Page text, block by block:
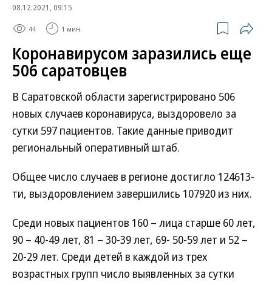
08.12.2021, 09:15
44 1 мин.
Коронавирусом заразились еще
506 саратовцев
В Саратовской области зарегистрировано 506
новых случаев коронавируса, выздоровело за
сутки 597 пациентов. Такие данные приводит
региональный оперативный штаб.
Общее число случаев в регионе достигло 124613-
ти, выздоровлением завершились 107920 из них.
Среди новых пациентов 160 – лица старше 60 лет,
90 – 40-49 лет, 81 – 30-39 лет, 69- 50-59 лет и 52 –
20-29 лет. Среди детей в каждой из трех
возрастных групп число выявленных за сутки